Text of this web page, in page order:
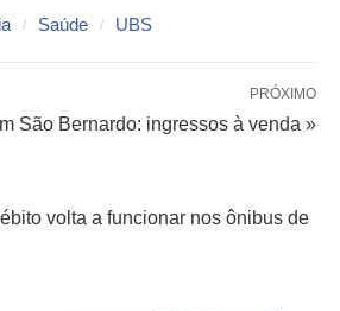
Saúde UBS
PRÓXIMO
São Bernardo: ingressos à venda »
volta a funcionar nos ônibus de